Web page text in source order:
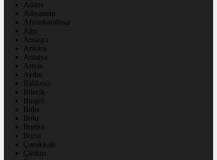
Adana
Adıyaman
Afyonkarahisar
Ağrı
Amasya
Ankara
Antalya
Artvin
Aydın
Balıkesir
Bilecik
Bingöl
Bitlis
Bolu
Burdur
Bursa
Çanakkale
Çankırı